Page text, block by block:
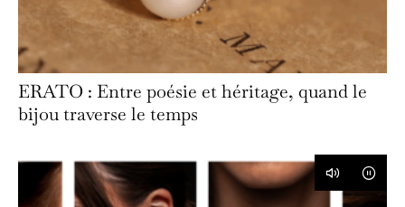
ERATO : Entre poésie et héritage, quand le
bijou traverse le temps